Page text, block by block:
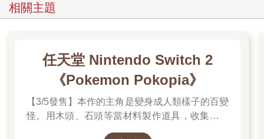
相關主題
任天堂 Nintendo Switch 2
《Pokemon Pokopia》
【3/5發售】本作的主角是變身成人類樣子的百變
怪。用木頭、石頭等當材料製作道具，收集樹果